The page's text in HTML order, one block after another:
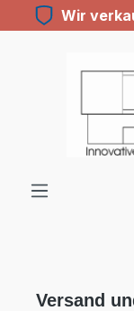
Zum Hauptinhalt
Wir
Versand